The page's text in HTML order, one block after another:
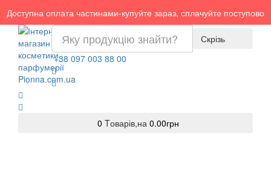
Доступна оплата частинами-купуйте зараз, сплачуйте поступово
Скрізь
+38 097 003 88 00
0 Tоварів,на 0.00грн